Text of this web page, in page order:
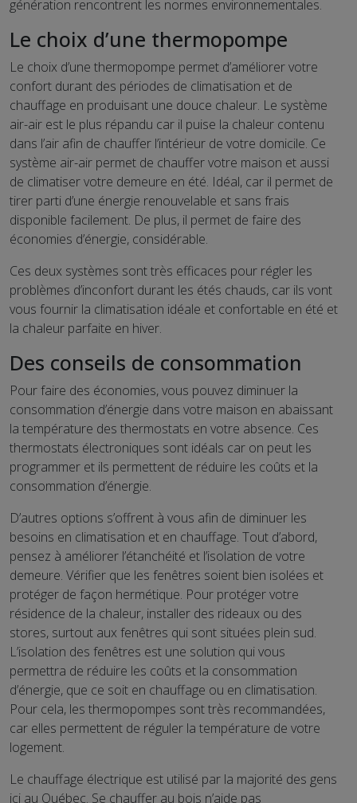
génération rencontrent les normes environnementales.
Le choix d’une thermopompe
Le choix d’une thermopompe permet d’améliorer votre
confort durant des périodes de climatisation et de
chauffage en produisant une douce chaleur. Le système
air-air est le plus répandu car il puise la chaleur contenu
dans l’air afin de chauffer l’intérieur de votre domicile. Ce
système air-air permet de chauffer votre maison et aussi
de climatiser votre demeure en été. Idéal, car il permet de
tirer parti d’une énergie renouvelable et sans frais
disponible facilement. De plus, il permet de faire des
économies d’énergie, considérable.
Ces deux systèmes sont très efficaces pour régler les
problèmes d’inconfort durant les étés chauds, car ils vont
vous fournir la climatisation idéale et confortable en été et
la chaleur parfaite en hiver.
Des conseils de consommation
Pour faire des économies, vous pouvez diminuer la
consommation d’énergie dans votre maison en abaissant
la température des thermostats en votre absence. Ces
thermostats électroniques sont idéals car on peut les
programmer et ils permettent de réduire les coûts et la
consommation d’énergie.
D’autres options s’offrent à vous afin de diminuer les
besoins en climatisation et en chauffage. Tout d’abord,
pensez à améliorer l’étanchéité et l’isolation de votre
demeure. Vérifier que les fenêtres soient bien isolées et
protéger de façon hermétique. Pour protéger votre
résidence de la chaleur, installer des rideaux ou des
stores, surtout aux fenêtres qui sont situées plein sud.
L’isolation des fenêtres est une solution qui vous
permettra de réduire les coûts et la consommation
d’énergie, que ce soit en chauffage ou en climatisation.
Pour cela, les thermopompes sont très recommandées,
car elles permettent de réguler la température de votre
logement.
Le chauffage électrique est utilisé par la majorité des gens
ici au Québec. Se chauffer au bois n’aide pas